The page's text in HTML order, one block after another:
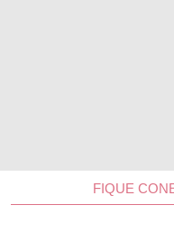
FIQUE